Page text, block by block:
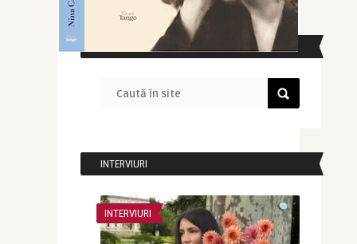
CAUTĂ ÎN SITE
INTERVIURI
INTERVIURI